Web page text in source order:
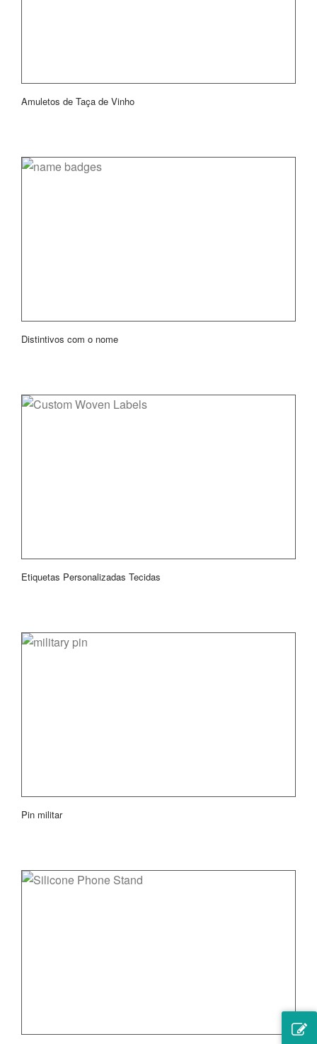
Amuletos de Taça de Vinho
Distintivos com o nome
Etiquetas Personalizadas Tecidas
Pin militar